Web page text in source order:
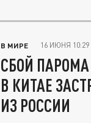
В МИРЕ 16 ИЮНЯ 10:29
СБОЙ
В КИТАЕ
ИЗ РОССИИ